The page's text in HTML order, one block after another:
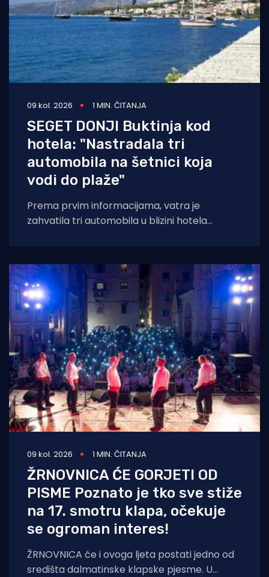
09 kol. 2026 1 MIN. ČITANJA
SEGET DONJI Buktinja kod
hotela: "Nastradala tri
automobila na šetnici koja
vodi do plaže"
Prema prvim informacijama, vatra je
zahvatila tri automobila u blizini hotela
09 kol. 2026 1 MIN. ČITANJA
ŽRNOVNICA ĆE GORJETI OD
PISME Poznato je tko sve stiže
na 17. smotru klapa, očekuje
se ogroman interes!
ŽRNOVNICA će i ovoga ljeta postati jedno od
središta dalmatinske klapske pjesme. U